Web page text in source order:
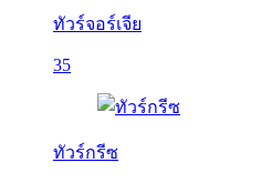
ทัวร์จอร์เจีย
35
ทัวร์กรีซ